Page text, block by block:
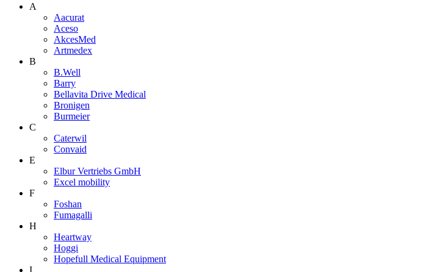
A
Aacurat
Aceso
AkcesMed
Artmedex
B
B.Well
Barry
Bellavita Drive Medical
Bronigen
Burmeier
C
Caterwil
Convaid
E
Elbur Vertriebs GmbH
Excel mobility
F
Foshan
Fumagalli
H
Heartway
Hoggi
Hopefull Medical Equipment
I